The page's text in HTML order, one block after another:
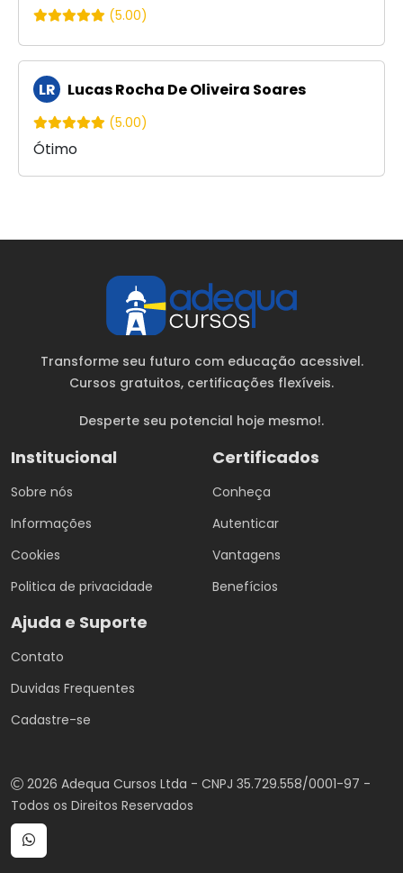
(5.00)
LR Lucas Rocha De Oliveira Soares
(5.00)
Ótimo
Transforme seu futuro com educação acessivel.
Cursos gratuitos, certificações flexíveis.
Desperte seu potencial hoje mesmo!.
Institucional
Sobre nós
Informações
Cookies
Politica de privacidade
Certificados
Conheça
Autenticar
Vantagens
Benefícios
Ajuda e Suporte
Contato
Duvidas Frequentes
Cadastre-se
2026 Adequa Cursos Ltda - CNPJ 35.729.558/0001-97 -
Todos os Direitos Reservados